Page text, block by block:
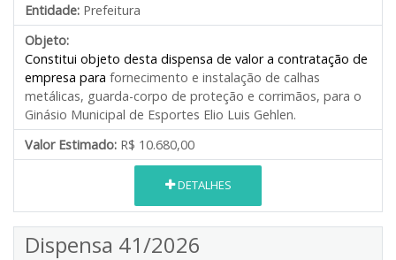
Entidade: Prefeitura
Objeto:
Constitui objeto desta dispensa de valor a contratação de
empresa para fornecimento e instalação de calhas
metálicas, guarda-corpo de proteção e corrimãos, para o
Ginásio Municipal de Esportes Elio Luis Gehlen.
Valor Estimado: R$ 10.680,00
DETALHES
Dispensa 41/2026